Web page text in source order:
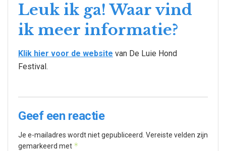
Leuk ik ga! Waar vind
ik meer informatie?
Klik hier voor de website van De Luie Hond
Festival.
Geef een reactie
Je e-mailadres wordt niet gepubliceerd. Vereiste velden zijn
gemarkeerd met *